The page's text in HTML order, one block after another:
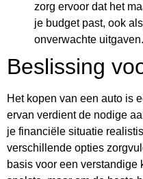
zorg ervoor dat het
je budget past, ook
onverwachte uitgaven.
Beslissing
Het kopen van een auto is
ervan verdient de nodige
je financiële situatie
verschillende opties
basis voor een verstandige